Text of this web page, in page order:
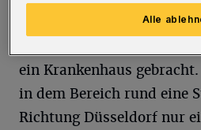
zum Stehen.
ein Krankenhaus
in dem Bereich rund eine
Richtung Düsseldorf nur
Alle